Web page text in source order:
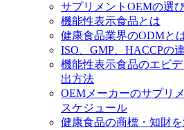
サプリメントOEMの選
機能性表示食品とは
健康食品業界のODMと
ISO、GMP、HACCPの
機能性表示食品のエビ
出方法
OEMメーカーのサプリ
スケジュール
健康食品の商標・知財